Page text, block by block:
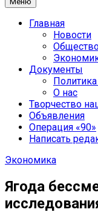
Главная
Новости
Документы
О нас
Творчество
Объявления
Операция «90»
Написать
Экономика
Ягода